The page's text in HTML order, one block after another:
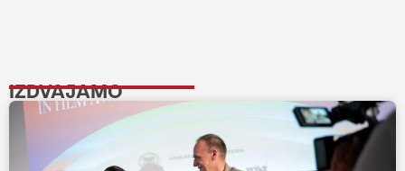
IZDVAJAMO